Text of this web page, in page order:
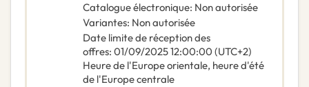
Catalogue électronique: Non autorisée
Variantes: Non autorisée
Date limite de réception des
offres: 01/09/202512:00:00 (UTC+2)
Heure de l'Europe orientale, heure d'été
de l'Europe centrale